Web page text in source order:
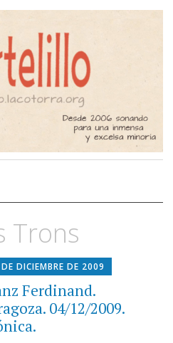
de radio de música
Podcast
Trons
DICIEMBRE DE 2009
Ferdinand.
04/12/2009.